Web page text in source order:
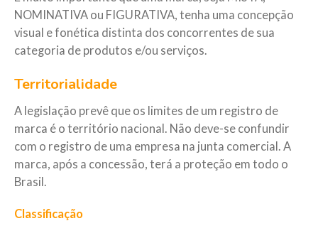
NOMINATIVA ou FIGURATIVA, tenha uma concepção
visual e fonética distinta dos concorrentes de sua
categoria de produtos e/ou serviços.
Territorialidade
A legislação prevê que os limites de um registro de
marca é o território nacional. Não deve-se confundir
com o registro de uma empresa na junta comercial. A
marca, após a concessão, terá a proteção em todo o
Brasil.
Classificação